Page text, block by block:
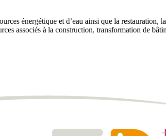
énergétique et d’eau ainsi que la
associés à la construction, transformation de